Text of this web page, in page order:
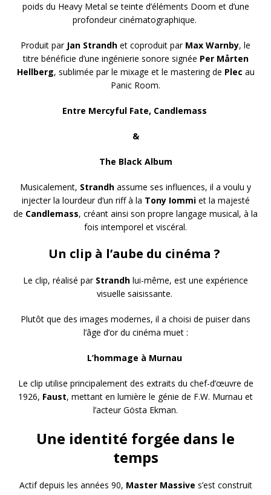
poids du Heavy Metal se teinte d’éléments Doom et d’une
profondeur cinématographique.
Produit par Jan Strandh et coproduit par Max Warnby, le
titre bénéficie d’une ingénierie sonore signée Per Mårten
Hellberg, sublimée par le mixage et le mastering de Plec au
Panic Room.
Entre Mercyful Fate, Candlemass
&
The Black Album
Musicalement, Strandh assume ses influences, il a voulu y
injecter la lourdeur d’un riff à la Tony Iommiet la majesté
de Candlemass, créant ainsi son propre langage musical, à la
fois intemporel et viscéral.
Un clip à l’aube du cinéma ?
Le clip, réalisé par Strandh lui-même, est une expérience
visuelle saisissante.
Plutôt que des images modernes, il a choisi de puiser dans
l’âge d’or du cinéma muet :
L’hommage à Murnau
Le clip utilise principalement des extraits du chef-d’œuvre de
1926, Faust, mettant en lumière le génie de F.W. Murnau et
l’acteur Gösta Ekman.
Une identité forgée dans le
temps
Actif depuis les années 90, Master Massive s’est construit